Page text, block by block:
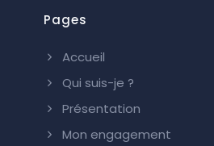
Pages
Accueil
Qui suis-je ?
Présentation
Mon engagement